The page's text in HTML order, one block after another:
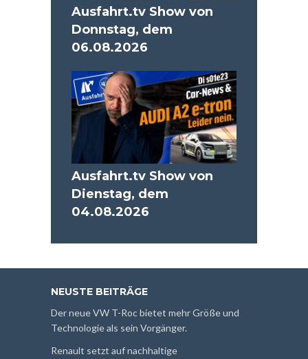
Ausfahrt.tv Show von
Donnstag, dem
06.08.2026
Ausfahrt.tv Show von
Dienstag, dem
04.08.2026
NEUSTE BEITRÄGE
Der neue VW T-Roc bietet mehr Größe und
Technologie als sein Vorgänger.
Renault setzt auf nachhaltige